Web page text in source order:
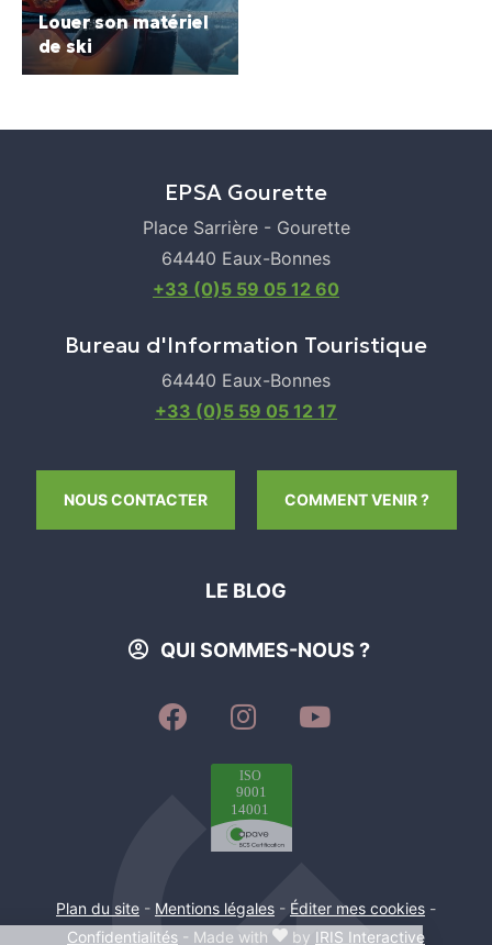
Louer son matériel
de ski
EPSA Gourette
Place Sarrière - Gourette
64440 Eaux-Bonnes
+33 (0)5 59 05 12 60
Bureau d'Information Touristique
64440 Eaux-Bonnes
+33 (0)5 59 05 12 17
NOUS CONTACTER COMMENT VENIR ?
LE BLOG
QUI SOMMES-NOUS ?
SUIVEZ-
NOUS
SUR
SUIVEZ-
NOUS
SUR
Plan du site - Mentions légales - Éditer mes cookies -
Confidentialités - Made with by IRIS Interactive